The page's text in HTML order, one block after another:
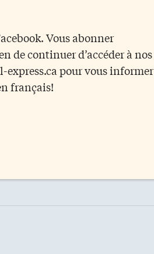
Vous abonner
de continuer d’accéder à nos
express.ca pour vous informer
français!